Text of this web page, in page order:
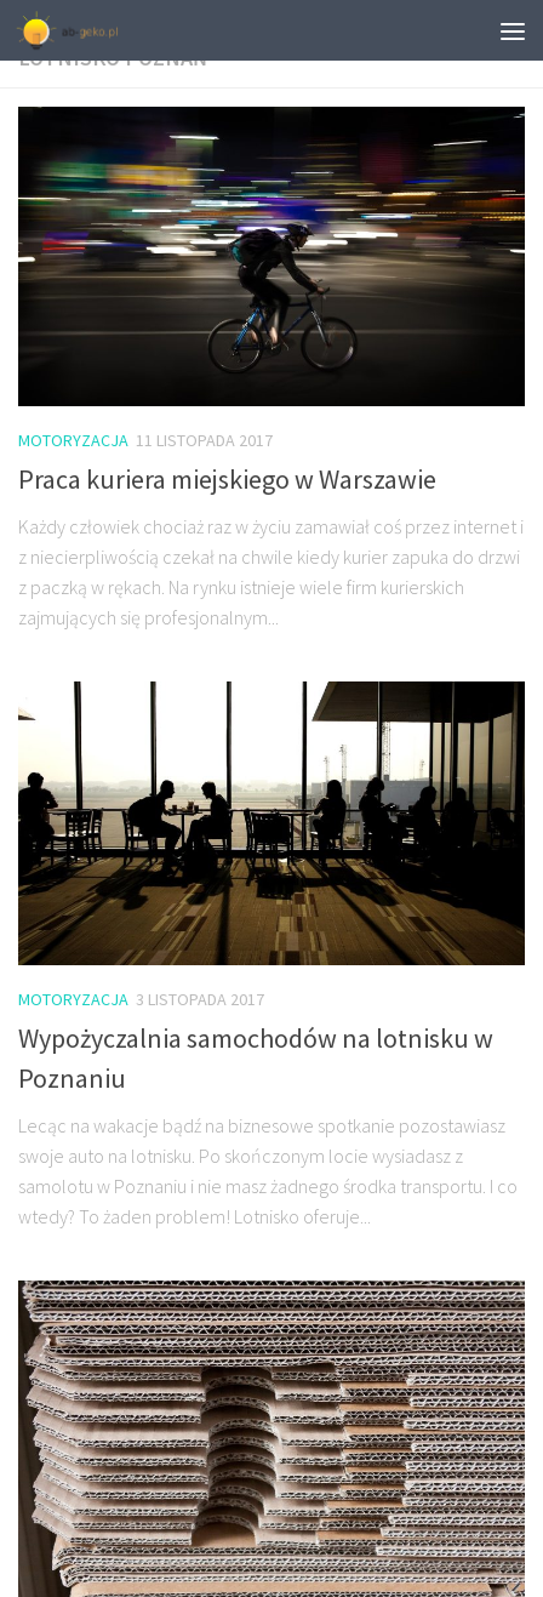
TAGGED:
WYPOŻYCZALNIA BUSÓW OSOBOWYCH
LOTNISKO POZNAŃ
MOTORYZACJA 11 LISTOPADA 2017
Praca kuriera miejskiego w Warszawie
Każdy człowiek chociaż raz w życiu zamawiał coś przez internet i
z niecierpliwością czekał na chwile kiedy kurier zapuka do drzwi
z paczką w rękach. Na rynku istnieje wiele firm kurierskich
zajmujących się profesjonalnym...
MOTORYZACJA 3 LISTOPADA 2017
Wypożyczalnia samochodów na lotnisku w
Poznaniu
Lecąc na wakacje bądź na biznesowe spotkanie pozostawiasz
swoje auto na lotnisku. Po skończonym locie wysiadasz z
samolotu w Poznaniu i nie masz żadnego środka transportu. I co
wtedy? To żaden problem! Lotnisko oferuje...